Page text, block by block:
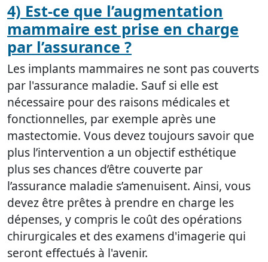
4) Est-ce que l’augmentation
mammaire est prise en charge
par l’assurance ?
Les implants mammaires ne sont pas couverts
par l'assurance maladie. Sauf si elle est
nécessaire pour des raisons médicales et
fonctionnelles, par exemple après une
mastectomie. Vous devez toujours savoir que
plus l’intervention a un objectif esthétique
plus ses chances d’être couverte par
l’assurance maladie s’amenuisent. Ainsi, vous
devez être prêtes à prendre en charge les
dépenses, y compris le coût des opérations
chirurgicales et des examens d'imagerie qui
seront effectués à l'avenir.